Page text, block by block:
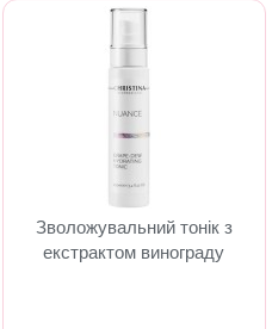
Зволожувальний тонік з
екстрактом винограду